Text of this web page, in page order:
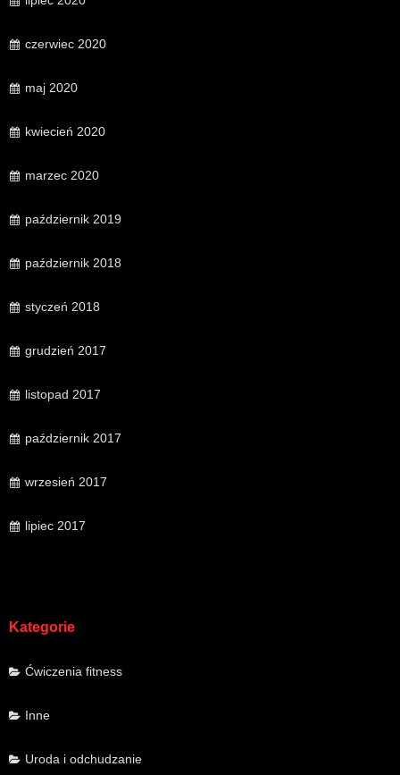
czerwiec 2020
maj 2020
kwiecień 2020
marzec 2020
październik 2019
październik 2018
styczeń 2018
grudzień 2017
listopad 2017
październik 2017
wrzesień 2017
lipiec 2017
Kategorie
Ćwiczenia fitness
Inne
Uroda i odchudzanie